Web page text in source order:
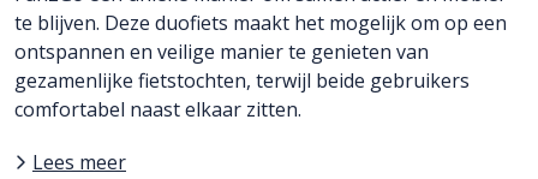
te blijven. Deze duofiets maakt het mogelijk om op een
ontspannen en veilige manier te genieten van
gezamenlijke fietstochten, terwijl beide gebruikers
comfortabel naast elkaar zitten.
Lees meer